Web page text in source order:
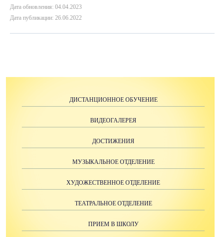
Дата обновления: 04.04.2023
Дата публикации: 26.06.2022
ДИСТАНЦИОННОЕ ОБУЧЕНИЕ
ВИДЕОГАЛЕРЕЯ
ДОСТИЖЕНИЯ
МУЗЫКАЛЬНОЕ ОТДЕЛЕНИЕ
ХУДОЖЕСТВЕННОЕ ОТДЕЛЕНИЕ
ТЕАТРАЛЬНОЕ ОТДЕЛЕНИЕ
ПРИЕМ В ШКОЛУ